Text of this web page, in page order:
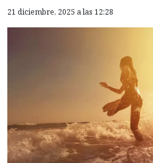
21 diciembre, 2025 a las 12:28